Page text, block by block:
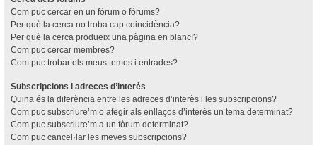
Com puc cercar en un fòrum o fòrums?
Per què la cerca no troba cap coincidència?
Per què la cerca produeix una pàgina en blanc!?
Com puc cercar membres?
Com puc trobar els meus temes i entrades?
Subscripcions i adreces d’interès
Quina és la diferència entre les adreces d’interès i les subscripcions?
Com puc subscriure’m o afegir als enllaços d’interès un tema determinat?
Com puc subscriure’m a un fòrum determinat?
Com puc cancel·lar les meves subscripcions?